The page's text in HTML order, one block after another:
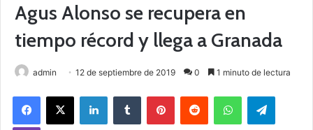
Agus Alonso se recupera en
tiempo récord y llega a Granada
admin 12 de septiembre de 2019 0 1 minuto de lectura